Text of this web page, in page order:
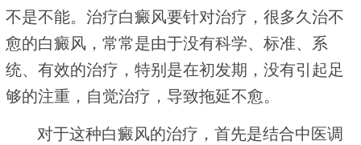
不是不能。治疗白癜风要针对治疗，很多久治不
愈的白癜风，常常是由于没有科学、标准、系
统、有效的治疗，特别是在初发期，没有引起足
够的注重，自觉治疗，导致拖延不愈。
对于这种白癜风的治疗，首先是结合中医调